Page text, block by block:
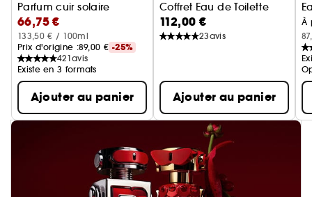
Parfum cuir solaire
66,75 €
133,50 € / 100ml
Prix d'origine :89,00 € -25%
421avis
Existe en 3 formats
Ajouter au panier
Coffret Eau de Toilette
112,00 €
23avis
Ajouter au panier
À